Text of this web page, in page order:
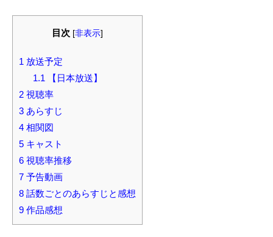
目次 [非表示]
1 放送予定
1.1 【日本放送】
2 視聴率
3 あらすじ
4 相関図
5 キャスト
6 視聴率推移
7 予告動画
8 話数ごとのあらすじと感想
9 作品感想